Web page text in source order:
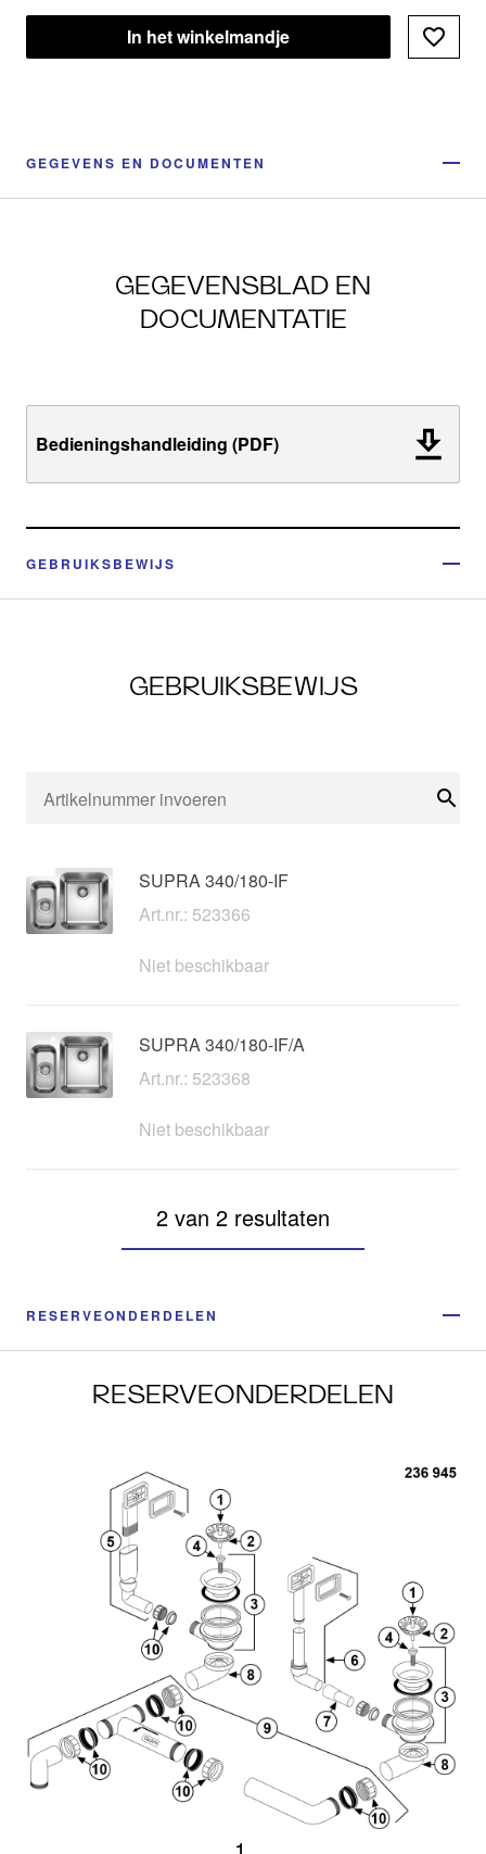
In het winkelmandje
GEGEVENS EN DOCUMENTEN
GEGEVENSBLAD EN
DOCUMENTATIE
Bedieningshandleiding (PDF)
GEBRUIKSBEWIJS
GEBRUIKSBEWIJS
SUPRA 340/180-IF
Art.nr.: 523366
Niet beschikbaar
SUPRA 340/180-IF/A
Art.nr.: 523368
Niet beschikbaar
2 van 2 resultaten
RESERVEONDERDELEN
RESERVEONDERDELEN